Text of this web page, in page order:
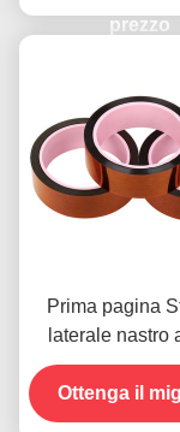
prezzo
Prima pagina
laterale nastro
temperatura
prodotto in
Ottenga il